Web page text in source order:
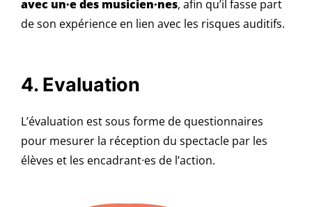
avec un·e des musicien·nes, afin qu’il fasse part
de son expérience en lien avec les risques auditifs.
4. Evaluation
L’évaluation est sous forme de questionnaires
pour mesurer la réception du spectacle par les
élèves et les encadrant·es de l’action.